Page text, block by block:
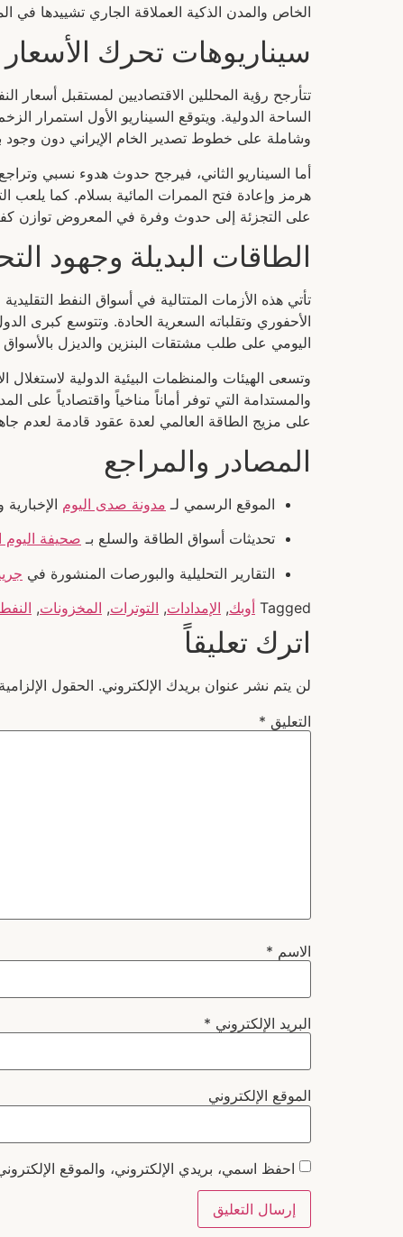
الخاص والمدن الذكية العملاقة الجاري تشييدها في
سيناريوهات تحرك
تتأرجح رؤية المحللين الاقتصاديين لمستقبل أسعار
وشاملة على خطوط تصدير الخام الإيراني دون وجود
هرمز وإعادة فتح الممرات المائية بسلام. كما يلعب
على التجزئة إلى حدوث وفرة في المعروض توازن
الطاقات البديلة وجهود
تأتي هذه الأزمات المتتالية في أسواق النفط
الأحفوري وتقلباته السعرية الحادة. وتتوسع كبرى
اليومي على طلب مشتقات البنزين والديزل بالأسواق
وتسعى الهيئات والمنظمات البيئية الدولية
والمستدامة التي توفر أماناً مناخياً واقتصادياً على
على مزيج الطاقة العالمي لعدة عقود قادمة لعدم
المصادر والمراجع
الموقع الرسمي لـ مدونة صدى اليوم الإخبارية
تحديثات أسواق الطاقة والسلع بـ صحيفة اليوم
التقارير التحليلية والبورصات المنشورة في
Tagged أوبك, الإمدادات, التوترات, المخزونات, النفط
اترك تعليقاً
لن يتم نشر عنوان بريدك الإلكتروني. الحقول
التعليق *
الاسم *
البريد الإلكتروني *
الموقع الإلكتروني
احفظ اسمي، بريدي الإلكتروني، والموقع